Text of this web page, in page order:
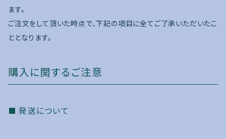
ます。
ご注文をして頂いた時点で、下記の項目に全てご了承いただいたこ
ととなります。
購入に関するご注意
発送について